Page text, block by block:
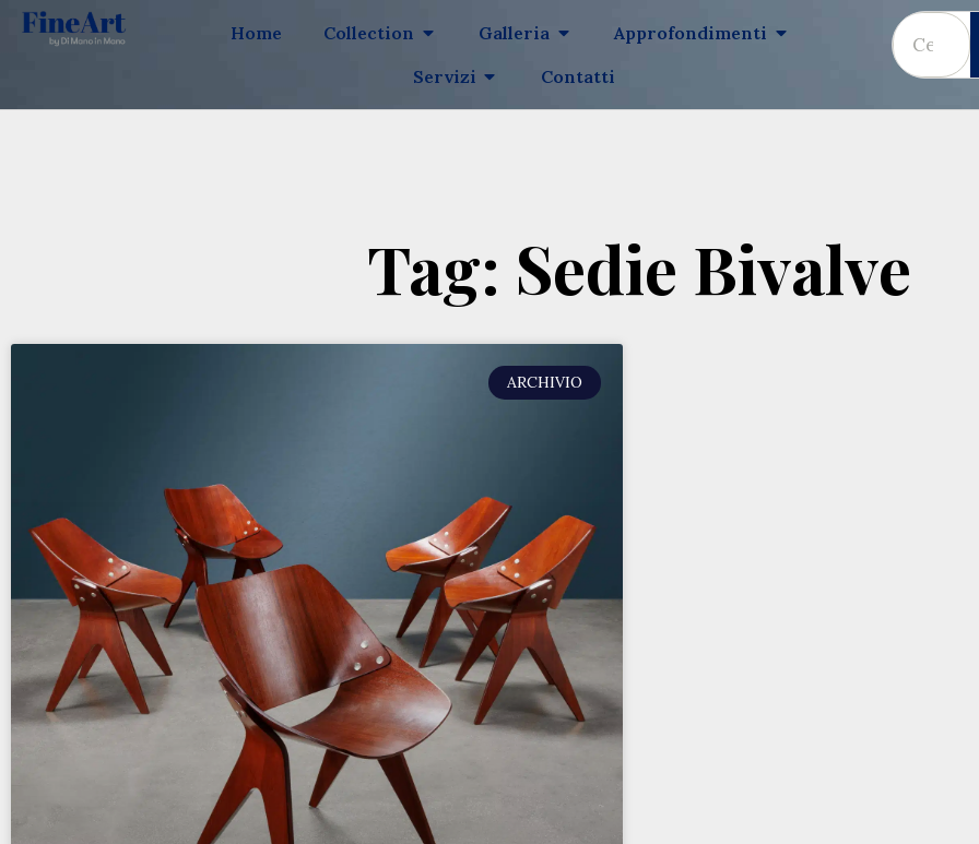
Home Collection Galleria
Approfondimenti
Servizi
Contatti
Tag: Sedie Bivalve
ARCHIVIO